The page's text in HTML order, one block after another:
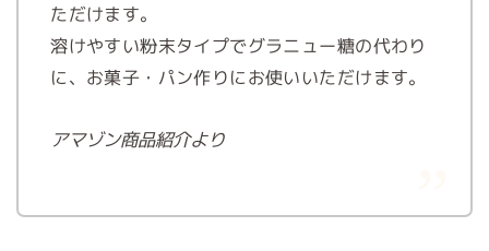
ただけます。
溶けやすい粉末タイプでグラニュー糖の代わり
に、お菓子・パン作りにお使いいただけます。
アマゾン商品紹介より